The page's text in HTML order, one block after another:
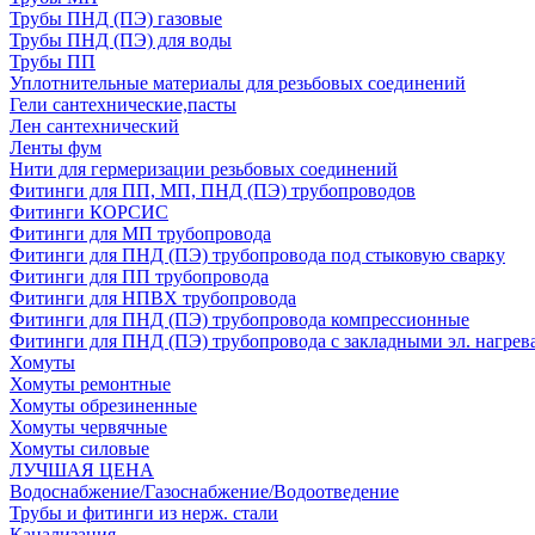
Трубы ПНД (ПЭ) газовые
Трубы ПНД (ПЭ) для воды
Трубы ПП
Уплотнительные материалы для резьбовых соединений
Гели сантехнические,пасты
Лен сантехнический
Ленты фум
Нити для гермеризации резьбовых соединений
Фитинги для ПП, МП, ПНД (ПЭ) трубопроводов
Фитинги КОРСИС
Фитинги для МП трубопровода
Фитинги для ПНД (ПЭ) трубопровода под стыковую сварку
Фитинги для ПП трубопровода
Фитинги для НПВХ трубопровода
Фитинги для ПНД (ПЭ) трубопровода компрессионные
Фитинги для ПНД (ПЭ) трубопровода с закладными эл.
Хомуты
Хомуты ремонтные
Хомуты обрезиненные
Хомуты червячные
Хомуты силовые
ЛУЧШАЯ ЦЕНА
Водоснабжение/Газоснабжение/Водоотведение
Трубы и фитинги из нерж. стали